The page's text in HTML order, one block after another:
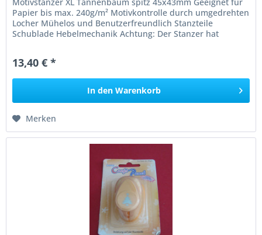
Motivstanzer XL Tannenbaum spitz 45x43mm Geeignet für
Papier bis max. 240g/m² Motivkontrolle durch umgedrehten
Locher Mühelos und Benutzerfreundlich Stanzteile
Schublade Hebelmechanik Achtung: Der Stanzer hat
13,40 € *
In den Warenkorb
Merken